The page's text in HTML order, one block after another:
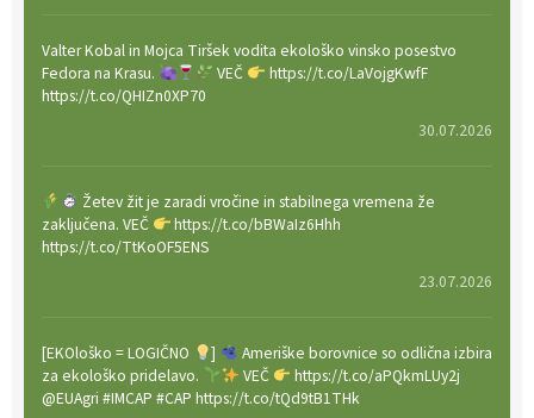
Valter Kobal in Mojca Tiršek vodita ekološko vinsko posestvo
Fedora na Krasu.
VEČ
https://t.co/LaVojgKwfF
https://t.co/QHIZn0XP70
30.07.2026
Žetev žit je zaradi vročine in stabilnega vremena že
zaključena. VEČ
https://t.co/bBWaIz6Hhh
https://t.co/TtKoOF5ENS
23.07.2026
[EKOloško = LOGIČNO ]
Ameriške borovnice so odlična izbira
za ekološko pridelavo.
VEČ
https://t.co/aPQkmLUy2j
@EUAgri #IMCAP #CAP https://t.co/tQd9tB1THk